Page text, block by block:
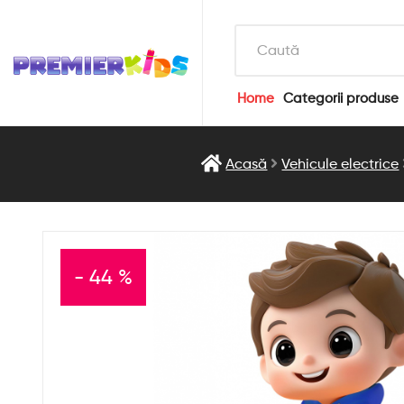
Home Categorii produse
Acasă Vehicule electrice
- 44 %